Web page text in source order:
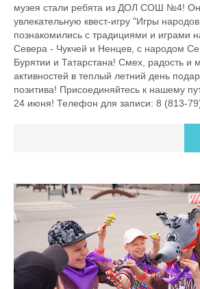
музея стали ребята из ДОЛ СОШ №4!
увлекательную квест-игру "Игры
познакомились с традициями и играми
Севера - Чукчей и Ненцев, с народом
Бурятии и Татарстана! Смех, радость и
активностей в теплый летний день
позитива! Присоединяйтесь к нашему
24 июня! Телефон для записи: 8 (813-